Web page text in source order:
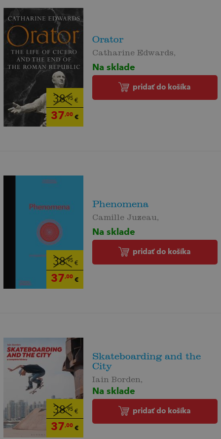
38,95€
37,00€
Orator
Catharine Edwards,
Na sklade
pridať do košíka
38,95€
37,00€
Phenomena
Camille Juzeau,
Na sklade
pridať do košíka
38,95€
37,00€
Skateboarding and the
City
Iain Borden,
Na sklade
pridať do košíka